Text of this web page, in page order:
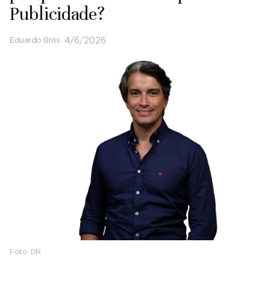
Publicidade?
Eduardo Brás 4/6/2026
Foto: DR